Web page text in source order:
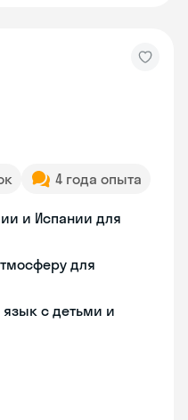
4 года опыта
и Испании для
для
с детьми и